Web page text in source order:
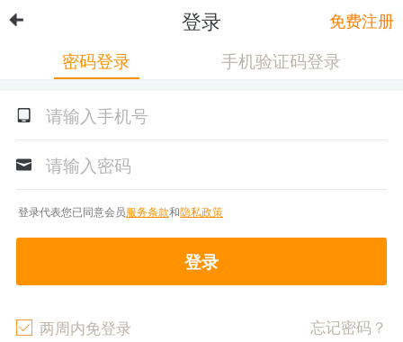
登录 免费注册
密码登录 手机验证码登录
登录代表您已同意会员服务条款和隐私政策
登录
两周内免登录 忘记密码？